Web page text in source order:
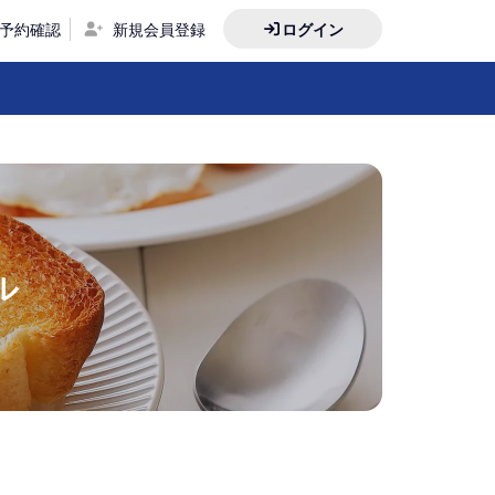
予約確認 新規会員登録 ログイン